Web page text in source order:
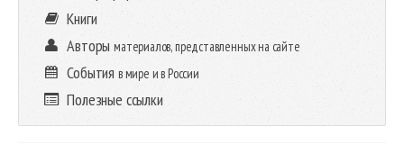
Книги
Авторыматериалов, представленных на сайте
События в мире и в России
Полезные ссылки